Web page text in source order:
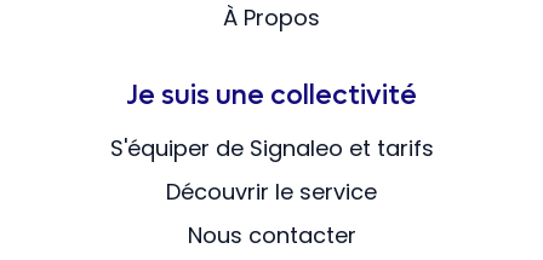
À Propos
Je suis une collectivité
S'équiper de Signaleo et tarifs
Découvrir le service
Nous contacter